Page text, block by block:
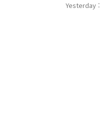
Yesterday :